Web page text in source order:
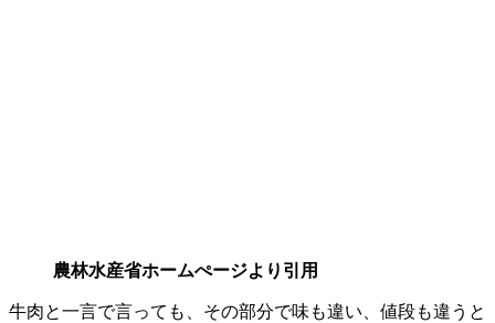
農林水産省ホームぺージより引用
牛肉と一言で言っても、その部分で味も違い、値段も違うと